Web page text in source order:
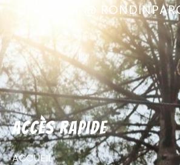
CONTACT @
Accès rapide
ACCUEIL